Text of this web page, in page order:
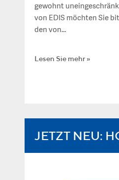
gewohnt
von EDIS möchten Sie
den von…
Lesen Sie mehr
JETZT NEU: